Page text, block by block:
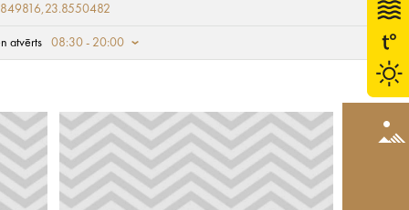
atvērts 08:30 - 20:00